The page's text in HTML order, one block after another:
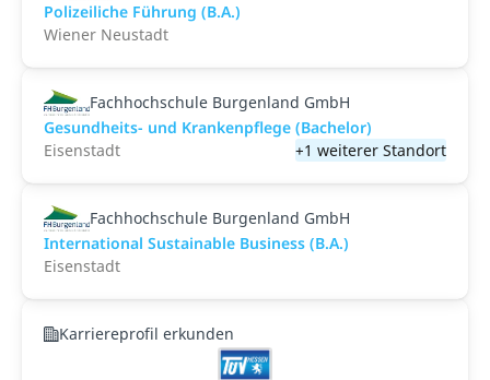
Polizeiliche Führung (B.A.)
Wiener Neustadt
Fachhochschule Burgenland GmbH
Gesundheits- und Krankenpflege (Bachelor)
Eisenstadt
+1 weiterer Standort
Fachhochschule Burgenland GmbH
International Sustainable Business (B.A.)
Eisenstadt
Karriereprofil erkunden